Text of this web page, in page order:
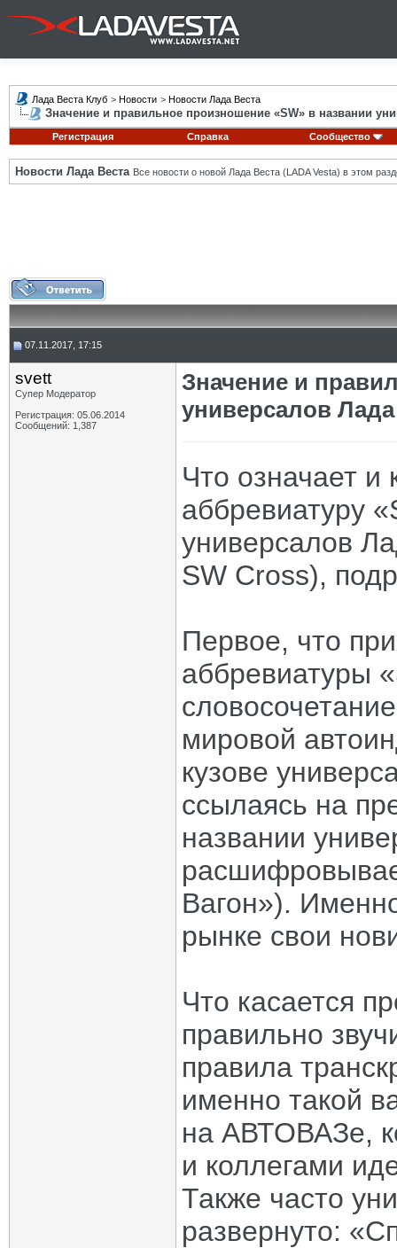
Лада Веста Клуб > Новости > Новости Лада Веста
Значение и правильное произношение «SW» в названии
Регистрация Справка Сообщество
Новости Лада Веста Все новости о новой Лада Веста (LADA Vesta) в этом
07.11.2017, 17:15
svett
Супер Модератор
Регистрация: 05.06.2014
Сообщений: 1,387
Значение и
универсалов
Что означает и
аббревиатуру
универсалов
SW Cross),
Первое, что
аббревиатуры
мировой
кузове
ссылаясь на
названии
Вагон»).
рынке свои
Что касается
правильно
правила
именно такой
на АВТОВАЗе,
и коллегами
Также часто
развернуто: